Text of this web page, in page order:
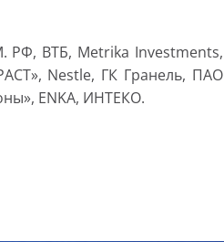
РФ, ВТБ, Metrika Investments,
Nestle, ГК Гранель, ПАО
ENKA, ИНТЕКО.